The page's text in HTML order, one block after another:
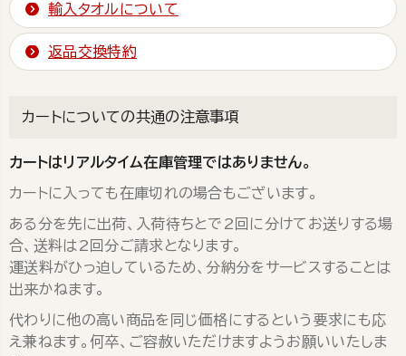
輸入タオルについて
返品交換特約
カートについての共通の注意事項
カートはリアルタイム在庫管理ではありません。
カートに入っても在庫切れの場合もございます。
ある分を先に出荷、入荷待ちとで2回に分けてお送りする場
合、送料は2回分ご請求となります。
運送料がひっ迫しているため、分納分をサービスすることは
出来かねます。
代わりに他の高い商品を同じ価格にするという要求にも応
え兼ねます。何卒、ご容赦いただけますようお願いいたしま